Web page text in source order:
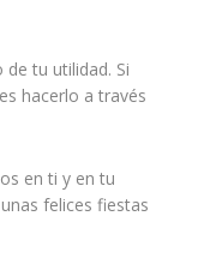
tu utilidad. Si
hacerlo a través
en ti y en tu
felices fiestas